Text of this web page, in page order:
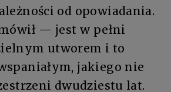
od opowiadania.
— jest w pełni
utworem i to
jakiego nie
dwudziestu lat.